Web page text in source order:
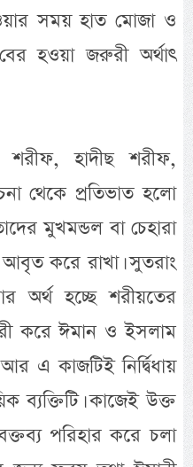
সময় হাত মোজা ও
হওয়া জরুরী অর্থাৎ
হাদীছ শরীফ,
থেকে প্রতিভাত হলো
মুখমন্ডল বা চেহারা
আবৃত করে রাখা। সুতরাং
অর্থ হচ্ছে শরীয়তের
করে ঈমান ও ইসলাম
এ কাজটিই নির্দ্বিধায়
ব্যক্তিটি। কাজেই উক্ত
পরিহার করে চলা